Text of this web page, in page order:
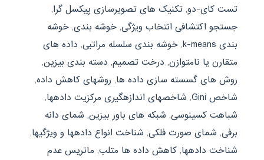
تست کای-دو, تکنیک های تصویرسازی پیکسل گرا,
جستجو اکتشافی انتخاب ویژگی, خوشه بندی, خوشه
بندی k-means
, خوشه بندی سلسله مراتبی, داده های
متقارن یا نامتوازن, درخت تصمیم, دسته بندی بیزین,
روش های گسسته سازی داده ها, روشهای کاهش داده,
شاخص Gini
, شاخصهای اندازهگیری مرکزیت دادهها,
شباهت کسینوسی, شبکه های باور بیزین, شمای دانه
برفی, شمای صورت فلکی, شناخت انواع دادهها و ویژگیها,
شناخت دادهها, کاهش داده ها متلب, ماتریس عدم